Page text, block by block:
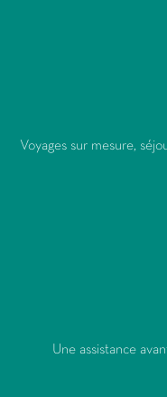
Voyages sur mesure,
Une assistance